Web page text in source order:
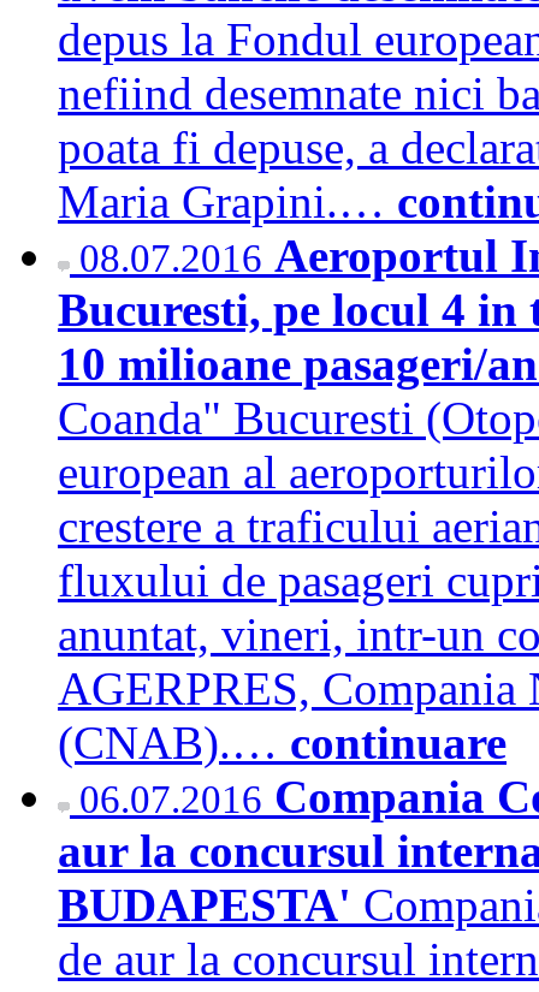
depus la Fondul
nefiind desemnate nici
poata fi depuse, a
Maria Grapini.…
08.07.2016 Aeroportul
Bucuresti, pe locul 4 in
10 milioane pasageri/
Coanda" Bucuresti
european al
crestere a traficului
fluxului de pasageri
anuntat, vineri, intr-un
AGERPRES,
(CNAB).… continuare
06.07.2016 Compania
aur la concursul
BUDAPESTA'
de aur la concursul